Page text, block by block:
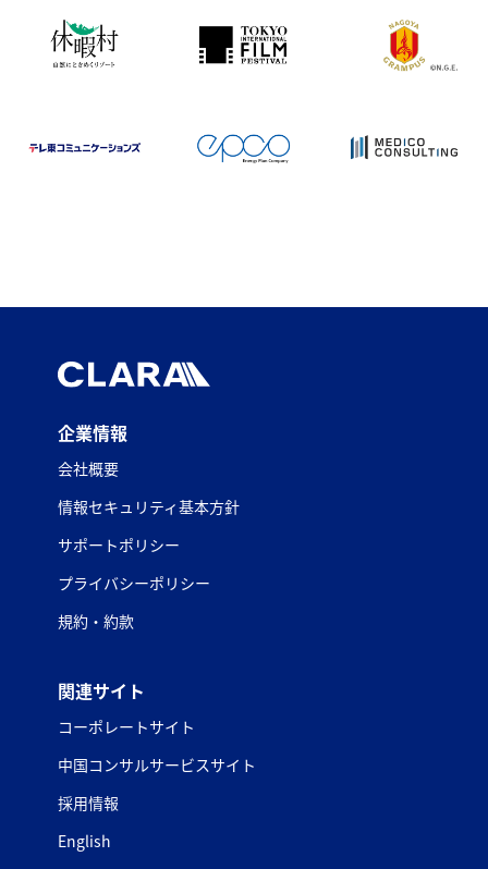
企業情報
会社概要
情報セキュリティ基本方針
サポートポリシー
プライバシーポリシー
規約・約款
関連サイト
コーポレートサイト
中国コンサルサービスサイト
採用情報
English